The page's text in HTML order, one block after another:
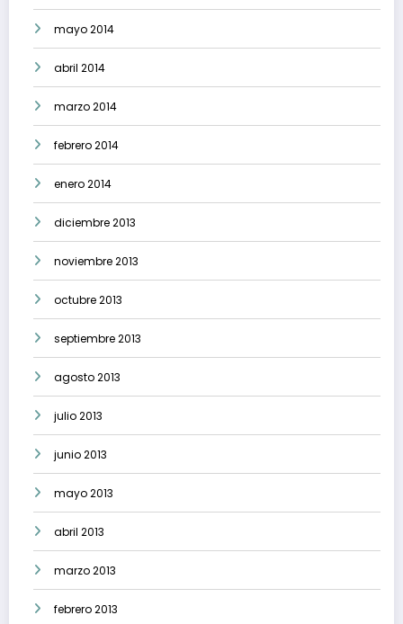
mayo 2014
abril 2014
marzo 2014
febrero 2014
enero 2014
diciembre 2013
noviembre 2013
octubre 2013
septiembre 2013
agosto 2013
julio 2013
junio 2013
mayo 2013
abril 2013
marzo 2013
febrero 2013